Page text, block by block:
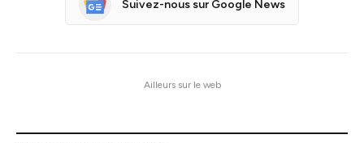
Suivez-nous sur Google News
Ailleurs sur le web